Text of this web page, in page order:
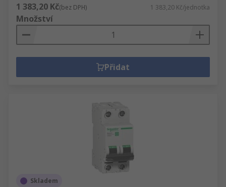
1 383,20 Kč(bez DPH) 1 383,20 Kč/jednotka
Množství
Přidat
Skladem